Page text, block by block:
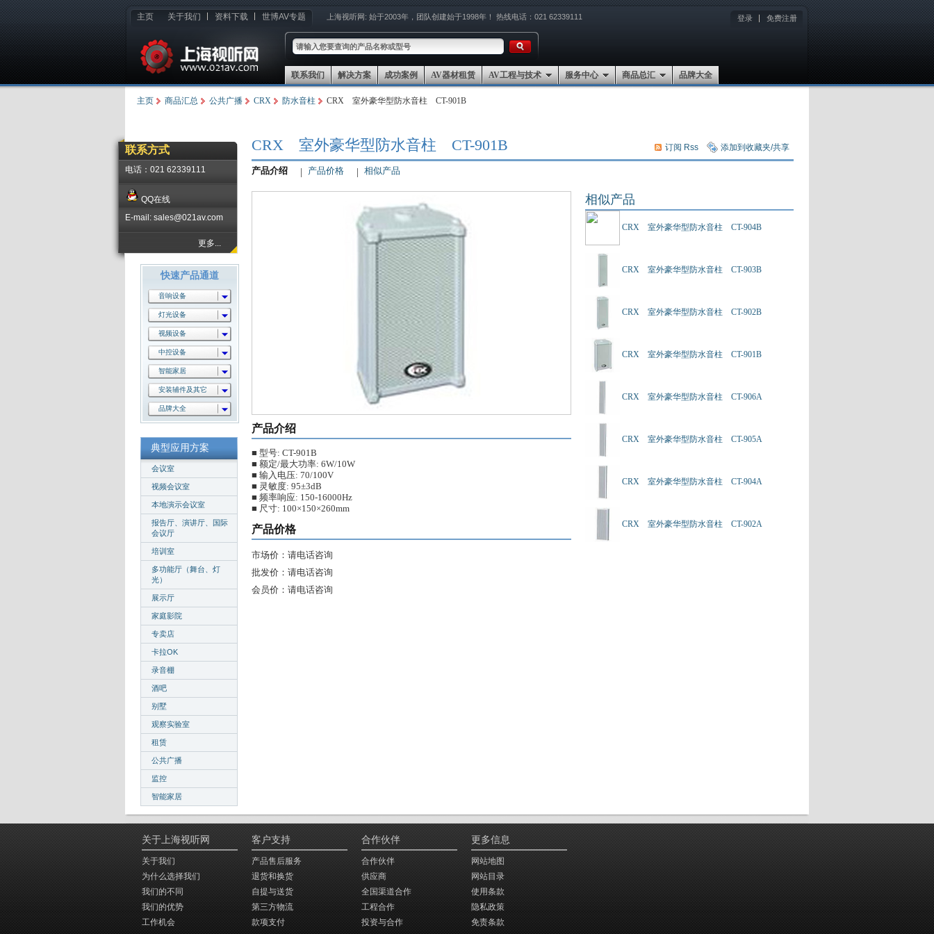
主页 关于我们 资料下载 世博AV专题 上海视听网: 始于2003年，团队创建始于1998年！ 热线电话：021 62339111 登录 免费注册
联系我们 解决方案 成功案例 AV器材租赁 AV工程与技术 服务中心 商品总汇 品牌大全
主页 商品汇总 公共广播 CRX 防水音柱 CRX 室外豪华型防水音柱 CT-901B
CRX 室外豪华型防水音柱 CT-901B
产品介绍 产品价格 相似产品
订阅 Rss 添加到收藏夹/共享
产品介绍
■ 型号: CT-901B
■ 额定/最大功率: 6W/10W
■ 输入电压: 70/100V
■ 灵敏度: 95±3dB
■ 频率响应: 150-16000Hz
■ 尺寸: 100×150×260mm
产品价格
市场价：请电话咨询
批发价：请电话咨询
会员价：请电话咨询
相似产品
CRX 室外豪华型防水音柱 CT-904B
CRX 室外豪华型防水音柱 CT-903B
CRX 室外豪华型防水音柱 CT-902B
CRX 室外豪华型防水音柱 CT-901B
CRX 室外豪华型防水音柱 CT-906A
CRX 室外豪华型防水音柱 CT-905A
CRX 室外豪华型防水音柱 CT-904A
CRX 室外豪华型防水音柱 CT-902A
联系方式
电话：021 62339111
QQ在线
E-mail: sales@021av.com
更多...
快速产品通道
音响设备
灯光设备
视频设备
中控设备
智能家居
安装辅件及其它
品牌大全
典型应用方案
会议室
视频会议室
本地演示会议室
报告厅、演讲厅、国际
会议厅
培训室
多功能厅（舞台、灯
光）
展示厅
家庭影院
专卖店
卡拉OK
录音棚
酒吧
别墅
观察实验室
租赁
公共广播
监控
智能家居
关于上海视听网
关于我们
为什么选择我们
我们的不同
我们的优势
工作机会
客户支持
产品售后服务
退货和换货
自提与送货
第三方物流
款项支付
合作伙伴
合作伙伴
供应商
全国渠道合作
工程合作
投资与合作
更多信息
网站地图
网站目录
使用条款
隐私政策
免责条款